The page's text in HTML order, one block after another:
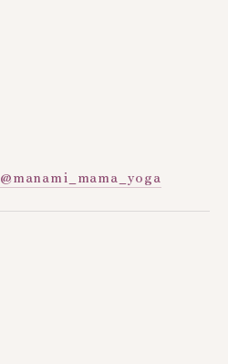
@manami_mama_yoga